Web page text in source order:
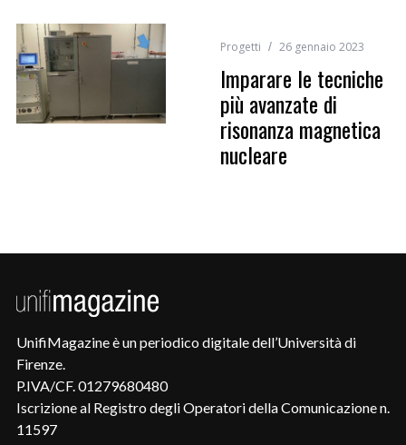
Progetti 26 gennaio 2023
Imparare le tecniche
più avanzate di
risonanza magnetica
nucleare
UnifiMagazine è un periodico digitale dell’Università di
Firenze.
P.IVA/CF. 01279680480
Iscrizione al Registro degli Operatori della Comunicazione n.
11597